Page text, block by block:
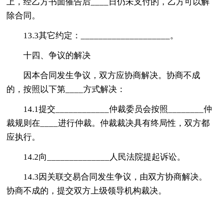
除合同。
13.3其它约定：____________________。
十四、争议的解决
因本合同发生争议，双方应协商解决。协商不成
的，按照以下第____方式解决：
14.1提交____________仲裁委员会按照________仲
裁规则在____进行仲裁。仲裁裁决具有终局性，双方都
应执行。
14.2向______________人民法院提起诉讼。
14.3因关联交易合同发生争议，由双方协商解决。
协商不成的，提交双方上级领导机构裁决。